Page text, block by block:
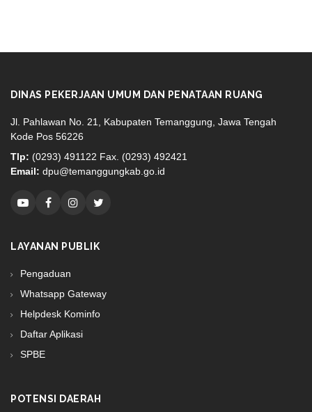
DINAS PEKERJAAN UMUM DAN PENATAAN RUANG
Jl. Pahlawan No. 21, Kabupaten Temanggung, Jawa Tengah
Kode Pos 56226
Tlp: (0293) 491122 Fax. (0293) 492421
Email: dpu@temanggungkab.go.id
LAYANAN PUBLIK
Pengaduan
Whatsapp Gateway
Helpdesk Kominfo
Daftar Aplikasi
SPBE
POTENSI DAERAH